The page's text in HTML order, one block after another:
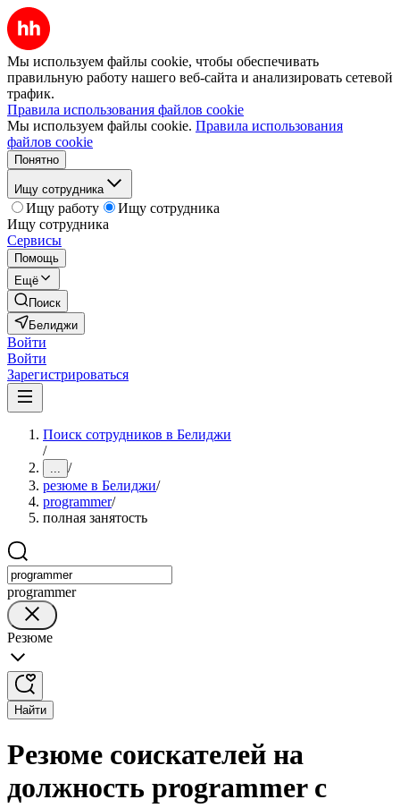
Мы используем файлы cookie, чтобы обеспечивать
правильную работу нашего веб-сайта и анализировать сетевой
трафик.
Правила использования файлов cookie
Мы используем файлы cookie. Правила использования
файлов cookie
Понятно
Ищу сотрудника
Ищу работу
Ищу сотрудника
Ищу сотрудника
Сервисы
Помощь
Ещё
Поиск
Белиджи
Войти
Войти
Зарегистрироваться
Поиск сотрудников в Белиджи
/
... /
резюме в Белиджи/
programmer/
полная занятость
programmer
Резюме
Найти
Резюме соискателей на
должность programmer с